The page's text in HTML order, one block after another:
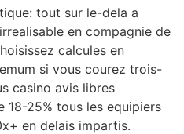
tout sur le-dela a
en compagnie de
calcules en
si vous courez trois-
casino avis libres
18-25% tous les equipiers
en delais impartis.